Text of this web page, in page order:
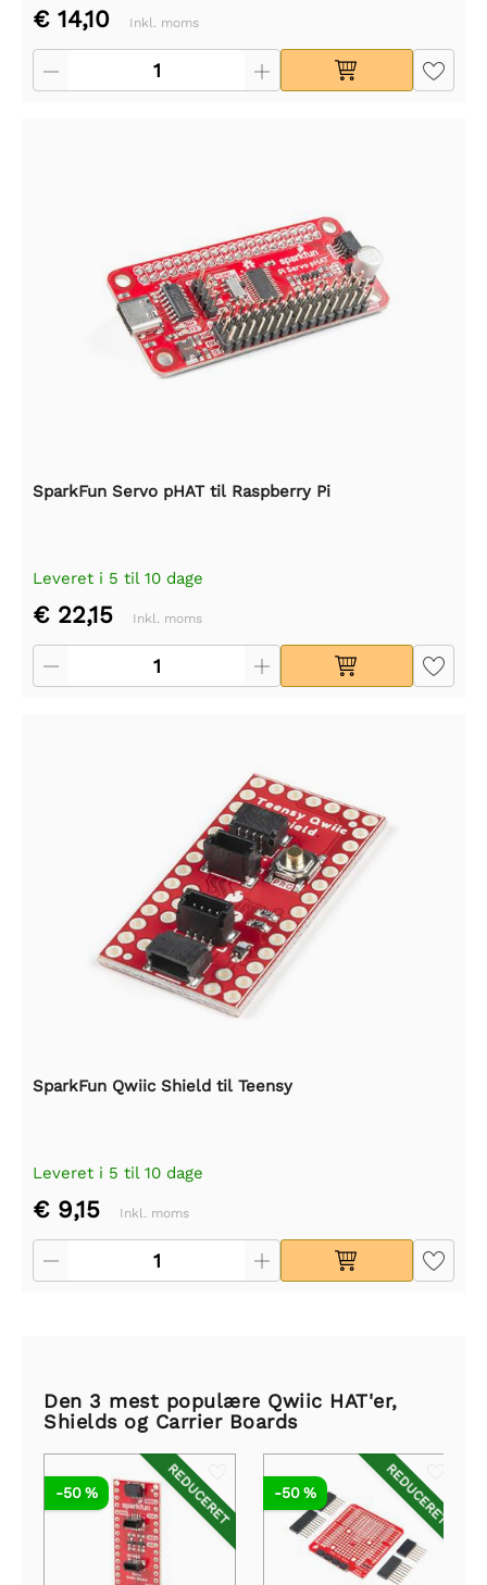
€ 14,10 Inkl. moms
SparkFun Servo pHAT til Raspberry Pi
Leveret i 5 til 10 dage
€ 22,15 Inkl. moms
SparkFun Qwiic Shield til Teensy
Leveret i 5 til 10 dage
€ 9,15 Inkl. moms
Den 3 mest populære Qwiic HAT'er,
Shields og Carrier Boards
REDUCERET
-50 % REDUCERET
-50 %